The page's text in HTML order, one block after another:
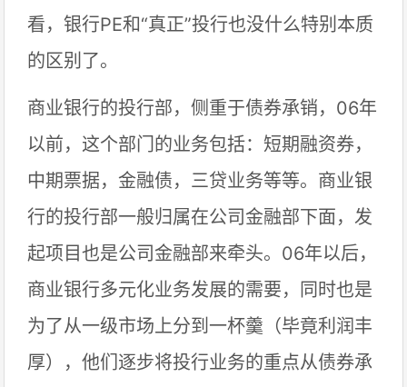
看，银行PE和“真正”投行也没什么特别本质
的区别了。
商业银行的投行部，侧重于债券承销，06年
以前，这个部门的业务包括：短期融资券，
中期票据，金融债，三贷业务等等。商业银
行的投行部一般归属在公司金融部下面，发
起项目也是公司金融部来牵头。06年以后，
商业银行多元化业务发展的需要，同时也是
为了从一级市场上分到一杯羹（毕竟利润丰
厚），他们逐步将投行业务的重点从债券承